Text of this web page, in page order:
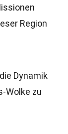
Region
Dynamik
Wolke zu